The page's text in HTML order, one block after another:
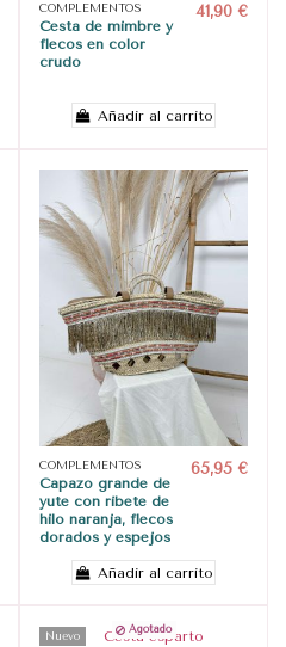
COMPLEMENTOS
Cesta de mimbre y
flecos en color
crudo
41,90 €
Añadir al carrito
COMPLEMENTOS
Capazo grande de
yute con ribete de
hilo naranja, flecos
dorados y espejos
65,95 €
Añadir al carrito
Nuevo Agotado